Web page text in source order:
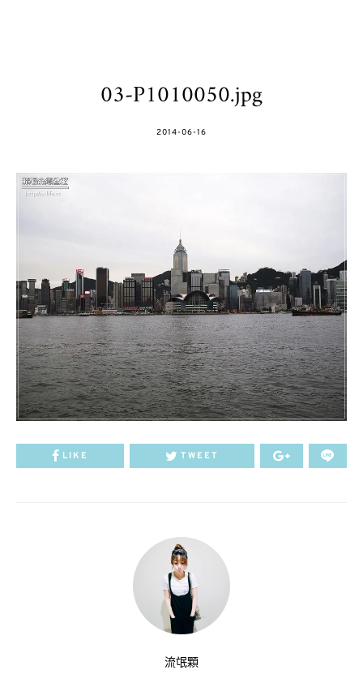
03-P1010050.jpg
POSTED
2014-06-16
LIKE TWEET
流氓顆